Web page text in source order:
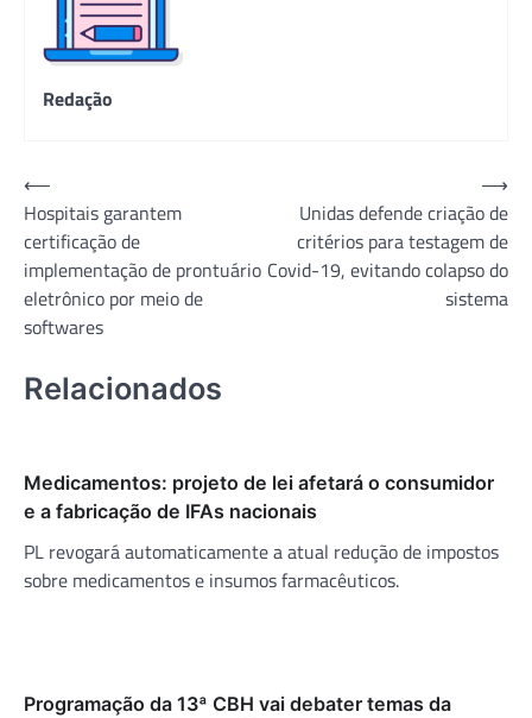
Redação
Navegação
de
Post
⟵
Hospitais garantem
certificação de
implementação de prontuário
eletrônico por meio de
softwares
Unidas defende criação de
critérios para testagem de
Covid-19, evitando colapso do
sistema
⟶
Relacionados
Medicamentos: projeto de lei afetará o consumidor
e a fabricação de IFAs nacionais
PL revogará automaticamente a atual redução de impostos
sobre medicamentos e insumos farmacêuticos.
Programação da 13ª CBH vai debater temas da